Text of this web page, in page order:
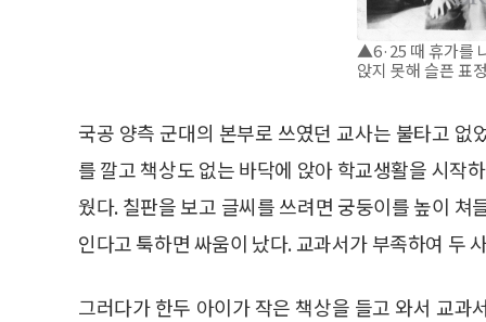
▲6·25 때 휴가를
앉지 못해 슬픈 표
국공 양측 군대의 본부로 쓰였던 교사는 불타고
를 깔고 책상도 없는 바닥에 앉아 학교생활을 시작
웠다. 칠판을 보고 글씨를 쓰려면 궁둥이를 높이
인다고 툭하면 싸움이 났다. 교과서가 부족하여 두
그러다가 한두 아이가 작은 책상을 들고 와서 교